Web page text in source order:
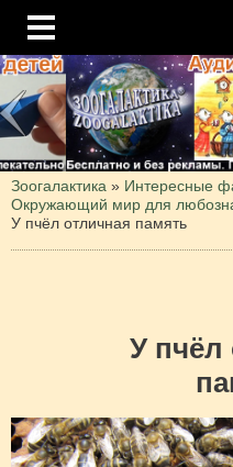
Зоогалактика » Интересные
Окружающий мир для
У пчёл отличная память
У пчёл